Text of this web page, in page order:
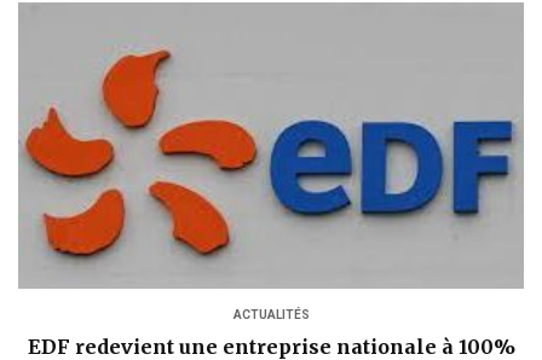
ACTUALITÉS
EDF redevient une entreprise nationale à 100%